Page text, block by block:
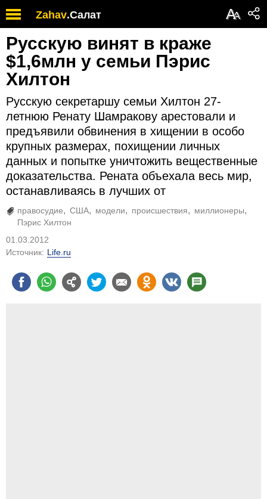
Zahav.Салат АА
Русскую винят в краже
$1,6млн у семьи Пэрис
Хилтон
Русскую секретаршу семьи Хилтон 27-
летнюю Ренату Шамракову арестовали и
предъявили обвинения в хищении в особо
крупных размерах, похищении личных
данных и попытке уничтожить вещественные
доказательства. Рената объехала весь мир,
останавливаясь в лучших от
правосудие США модели происшествия
миллионеры
Пэрис Хилтон
01.03.2012
Источник: Life.ru